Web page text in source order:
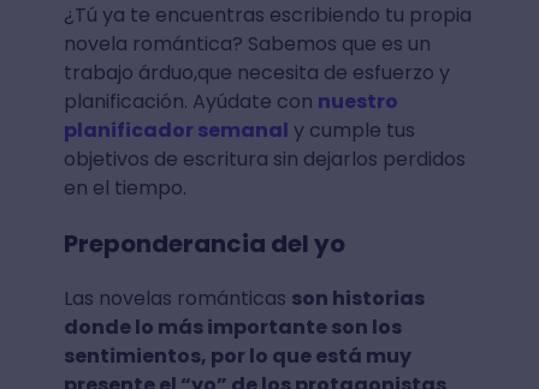
¿Tú ya te encuentras escribiendo tu propia
novela romántica? Sabemos que es un
trabajo árduo,que necesita de esfuerzo y
planificación. Ayúdate con nuestro
planificador semanal y cumple tus
objetivos de escritura sin dejarlos perdidos
en el tiempo.
Preponderancia del yo
Las novelas románticas son historias
donde lo más importante son los
sentimientos, por lo que está muy